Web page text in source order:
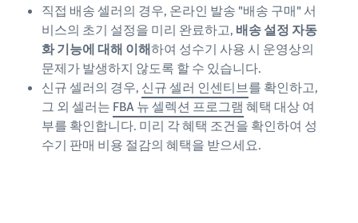
직접 배송 셀러의 경우, 온라인 발송 "배송 구매" 서
비스의 초기 설정을 미리 완료하고, 배송 설정 자동
화 기능에 대해 이해하여 성수기 사용 시 운영상의
문제가 발생하지 않도록 할 수 있습니다.
신규 셀러의 경우, 신규 셀러 인센티브 를 확인하고,
그 외 셀러는 FBA 뉴 셀렉션 프로그램 혜택 대상 여
부를 확인합니다. 미리 각 혜택 조건을 확인하여 성
수기 판매 비용 절감의 혜택을 받으세요.